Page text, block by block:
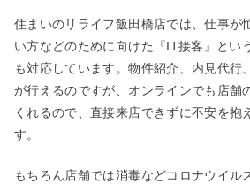
住まいのリライフ飯田橋店では、仕事が
い方などのために向けた『IT接客』とい
も対応しています。物件紹介、内見代行
が行えるのですが、オンラインでも店舗
くれるので、直接来店できずに不安を抱
す。
もちろん店舗では消毒などコロナウイル